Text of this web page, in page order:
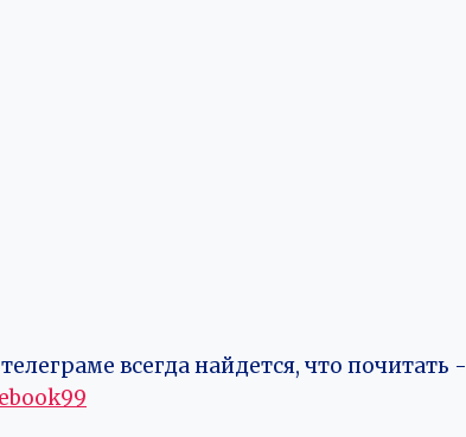
всегда найдется, что почитать -